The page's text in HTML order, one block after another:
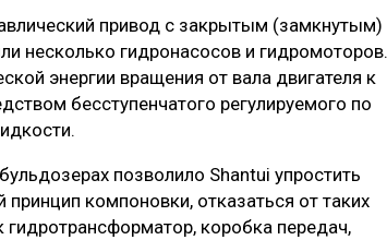
привод с закрытым (замкнутым)
несколько гидронасосов и гидромоторов.
энергии вращения от вала двигателя к
бесступенчатого регулируемого по
позволило Shantui упростить
компоновки, отказаться от таких
коробка передач,